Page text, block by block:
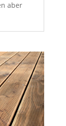
aber